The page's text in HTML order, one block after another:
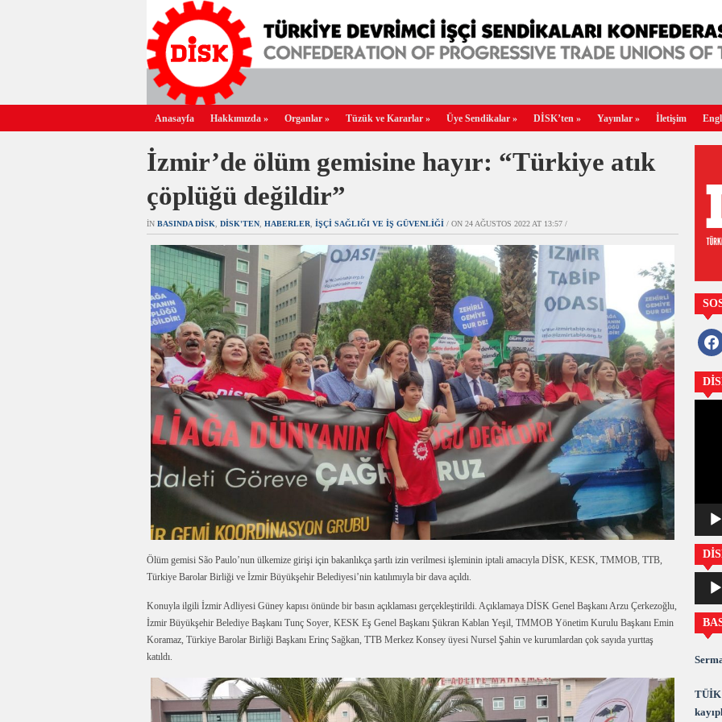
Anasayfa Hakkımızda » Organlar » Tüzük ve Kararlar » Üye Sendikalar » DİSK’ten » Yayınlar » İletişim
İzmir’de ölüm gemisine hayır: “Türkiye atık
çöplüğü değildir”
IN BASINDA DİSK DİSK'TEN HABERLER İŞÇI SAĞLIĞI VE İŞ GÜVENLIĞI / ON 24 AĞUSTOS 2022 AT 13:57 /
Ölüm gemisi São Paulo’nun ülkemize girişi için bakanlıkça şartlı izin verilmesi işleminin iptali amacıyla DİSK, KESK, TMMOB, TTB,
Türkiye Barolar Birliği ve İzmir Büyükşehir Belediyesi’nin katılımıyla bir dava açıldı.
Konuyla ilgili İzmir Adliyesi Güney kapısı önünde bir basın açıklaması gerçekleştirildi. Açıklamaya DİSK Genel Başkanı Arzu Çerkezoğlu,
İzmir Büyükşehir Belediye Başkanı Tunç Soyer, KESK Eş Genel Başkanı Şükran Kablan Yeşil, TMMOB Yönetim Kurulu Başkanı Emin
Koramaz, Türkiye Barolar Birliği Başkanı Erinç Sağkan, TTB Merkez Konsey üyesi Nursel Şahin ve kurumlardan çok sayıda yurttaş
katıldı.
oynatıcı
TÜİK